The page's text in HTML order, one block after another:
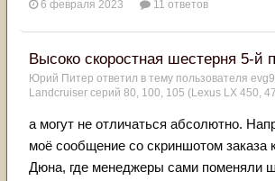
6 февраля 2023 11 ответов
Высоко скоростная шестерня 5-й
Юрий Питер ответил в тему пользователя
Landcruiser серий 80, 100, 105 (Lexus LX 450,
а могут не отличаться абсолютно.
моё сообщение со скриншотом заказа
Дюна, где менеджеры сами поменяли